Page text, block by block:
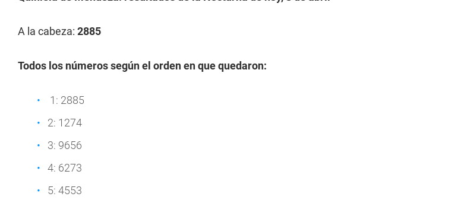
A la cabeza: 2885
Todos los números según el orden en que quedaron:
1: 2885
2: 1274
3: 9656
4: 6273
5: 4553